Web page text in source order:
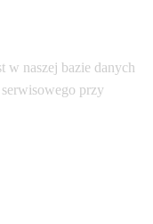
w naszej bazie danych
przy